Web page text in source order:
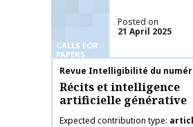
CALLS FOR
PAPERS
Posted on
21 April 2025
Publication name
Revue Intelligibilité du
Récits et intelligence
artificielle générative
Expected contribution type